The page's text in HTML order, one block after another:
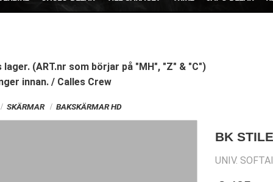
(ART.nr som börjar på "MH", "Z" & "C")
innan. / Calles Crew
SKÄRMAR BAKSKÄRMAR HD
BK
UNIV.